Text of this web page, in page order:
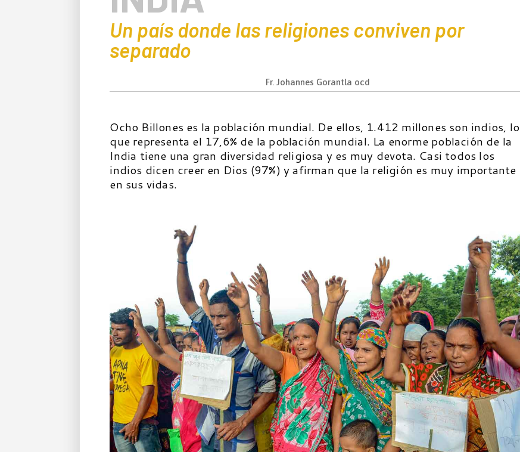
Un país donde las religiones conviven por
separado
Fr. Johannes Gorantla ocd
Ocho Billones es la población mundial. De ellos, 1.412 millones son indios, lo
que representa el 17,6% de la población mundial. La enorme población de la
India tiene una gran diversidad religiosa y es muy devota. Casi todos los
indios dicen creer en Dios (97%) y afirman que la religión es muy importante
en sus vidas.